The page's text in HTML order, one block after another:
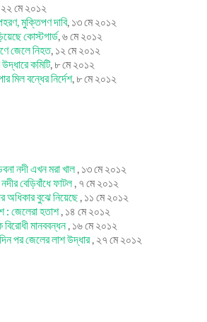
মে ২০১২
মুক্তিপণ দাবি, ১৩ মে ২০১২
কোস্টগার্ড, ৬ মে ২০১২
জেলে নিহত, ১২ মে ২০১২
কমিটি, ৮ মে ২০১২
মিল বন্ধের নির্দেশ, ৮ মে ২০১২
নদী এখন মরা খাল, ১৩ মে ২০১২
বেড়িবাঁধে ফাটল, ৭ মে ২০১২
অধিকার বুঝে নিয়েছে, ১১ মে ২০১২
: জেলেরা হতাশ, ১৪ মে ২০১২
বিরোধী মানববন্ধন, ১৬ মে ২০১২
পর জেলের লাশ উদ্ধার, ২৭ মে ২০১২